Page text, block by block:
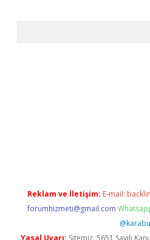
Reklam ve İletişim: E-mail:
forumhizmeti@gmail.com
Yasal Uyarı: Sitemiz, 5651 Sayılı